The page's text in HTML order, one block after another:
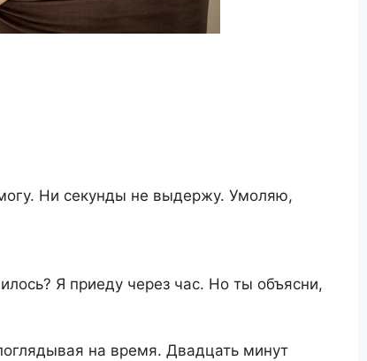
Ни секунды не выдержу. Умоляю,
Я приеду через час. Но ты объясни,
на время. Двадцать минут